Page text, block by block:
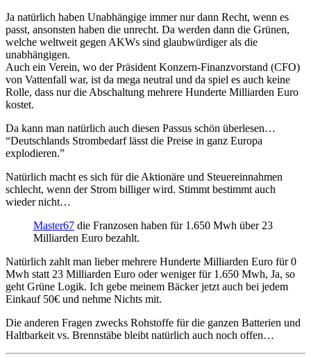
Ja natürlich haben Unabhängige immer nur dann Recht, wenn es
passt, ansonsten haben die unrecht. Da werden dann die Grünen,
welche weltweit gegen AKWs sind glaubwürdiger als die
unabhängigen.
Auch ein Verein, wo der Präsident Konzern-Finanzvorstand (CFO)
von Vattenfall war, ist da mega neutral und da spiel es auch keine
Rolle, dass nur die Abschaltung mehrere Hunderte Milliarden Euro
kostet.
Da kann man natürlich auch diesen Passus schön überlesen…
“Deutschlands Strombedarf lässt die Preise in ganz Europa
explodieren.”
Natürlich macht es sich für die Aktionäre und Steuereinnahmen
schlecht, wenn der Strom billiger wird. Stimmt bestimmt auch
wieder nicht…
Master67 die Franzosen haben für 1.650 Mwh über 23
Milliarden Euro bezahlt.
Natürlich zahlt man lieber mehrere Hunderte Milliarden Euro für 0
Mwh statt 23 Milliarden Euro oder weniger für 1.650 Mwh, Ja, so
geht Grüne Logik. Ich gebe meinem Bäcker jetzt auch bei jedem
Einkauf 50€ und nehme Nichts mit.
Die anderen Fragen zwecks Rohstoffe für die ganzen Batterien und
Haltbarkeit vs. Brennstäbe bleibt natürlich auch noch offen…